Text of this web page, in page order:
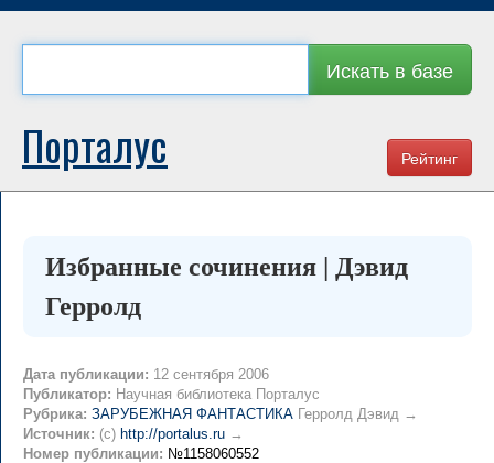
Искать в базе
Рейтинг
Порталус
Избранные сочинения | Дэвид
Герролд
Дата публикации: 12 сентября 2006
Публикатор: Научная библиотека Порталус
Рубрика: ЗАРУБЕЖНАЯ ФАНТАСТИКА Герролд Дэвид →
Источник: (c) http://portalus.ru →
Номер публикации: №1158060552